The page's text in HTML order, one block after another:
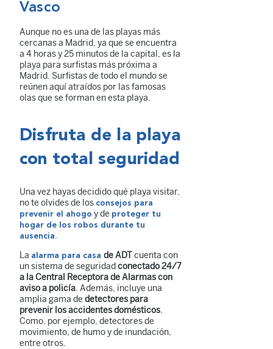
Vasco
Aunque no es una de las playas más
cercanas a Madrid, ya que se encuentra
a 4 horas y 25 minutos de la capital, es la
playa para surfistas más próxima a
Madrid. Surfistas de todo el mundo se
reúnen aquí atraídos por las famosas
olas que se forman en esta playa.
Disfruta de la playa
con total seguridad
Una vez hayas decidido qué playa visitar,
no te olvides de los consejos para
prevenir el ahogo y de proteger tu
hogar de los robos durante tu
ausencia.
La alarma para casa de ADTcuenta con
un sistema de seguridad conectado 24/7
a la Central Receptora de Alarmas con
aviso a policía. Además, incluye una
amplia gama de detectores para
prevenir los accidentes domésticos.
Como, por ejemplo, detectores de
movimiento, de humo y de inundación,
entre otros.